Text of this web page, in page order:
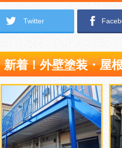
Twitter
新着！外壁塗装・屋